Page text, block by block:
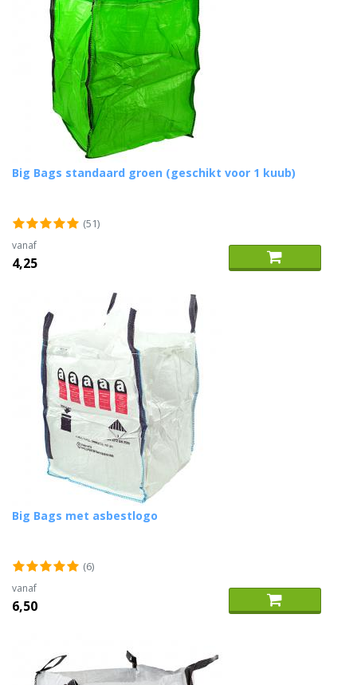
Big Bags standaard groen (geschikt voor 1 kuub)
(51)
vanaf
4,25
Big Bags met asbestlogo
(6)
vanaf
6,50